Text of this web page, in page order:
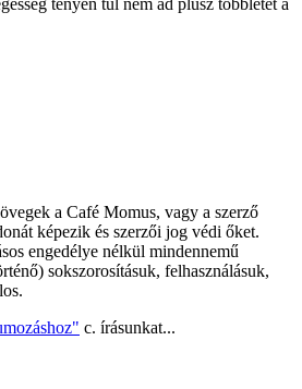
tényén túl nem ad plusz többletet a
a Café Momus, vagy a szerző
képezik és szerzői jog védi őket.
engedélye nélkül mindennemű
sokszorosításuk, felhasználásuk,
c. írásunkat...